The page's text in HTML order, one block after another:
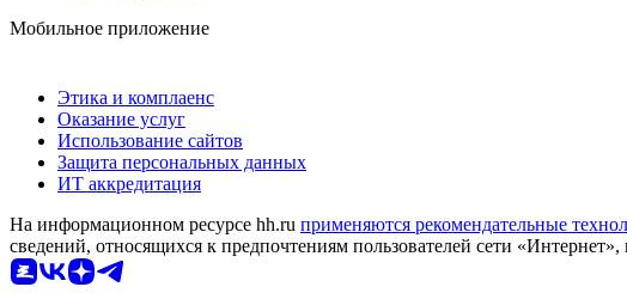
Мобильное приложение
Этика и комплаенс
Оказание услуг
Использование сайтов
Защита персональных данных
ИТ аккредитация
На информационном ресурсе hh.ru применяются рекомендательные
сведений, относящихся к предпочтениям пользователей сети